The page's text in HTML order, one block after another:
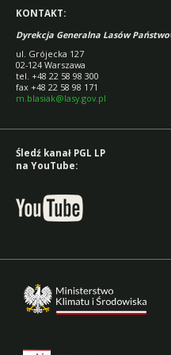
KONTAKT:
Dyrekcja Generalna Lasów
ul. Grójecka 127
02-124 Warszawa
tel. +48 22 58 98 300
fax +48 22 58 98 171
m.blasiak@lasy.gov.pl
Śledź kanał PGL LP
na YouTube: